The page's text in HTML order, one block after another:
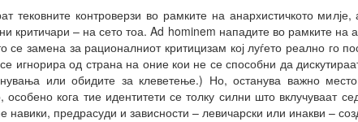
тековните контроверзи во рамките на анархистичкото
критичари – на сето тоа. Ad hominem нападите во рамките на
се замена за рационалниот критицизам кој луѓето реално го
игнорира од страна на оние кои не се способни да
или обидите за клеветење.) Но, останува важно
особено кога тие идентитети се толку силни што вклучуваат
навики, предрасуди и зависности – левичарски или инакви –